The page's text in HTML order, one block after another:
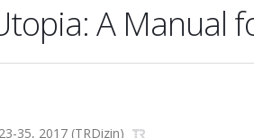
A Manual
35, 2017 (TRDizin)